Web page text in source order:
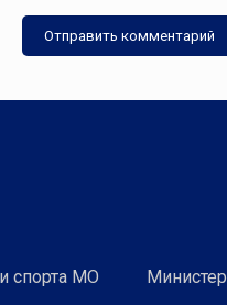
спорта МО